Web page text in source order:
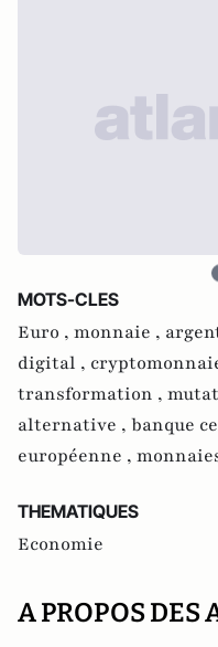
MOTS-CLES
Euro , monnaie ,
digital ,
transformation ,
alternative , banque
européenne ,
THEMATIQUES
Economie
A PROPOS DES